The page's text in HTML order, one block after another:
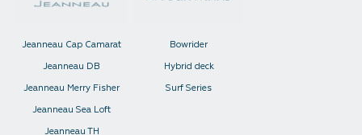
Jeanneau Cap Camarat
Jeanneau DB
Jeanneau Merry Fisher
Jeanneau Sea Loft
Jeanneau TH
Bowrider
Hybrid deck
Surf Series